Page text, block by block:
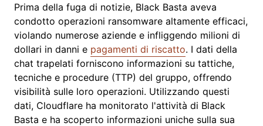
Prima della fuga di notizie, Black Basta aveva
condotto operazioni ransomware altamente efficaci,
violando numerose aziende e infliggendo milioni di
dollari in danni e pagamenti di riscatto. I dati della
chat trapelati forniscono informazioni su tattiche,
tecniche e procedure (TTP) del gruppo, offrendo
visibilità sulle loro operazioni. Utilizzando questi
dati, Cloudflare ha monitorato l'attività di Black
Basta e ha scoperto informazioni uniche sulla sua